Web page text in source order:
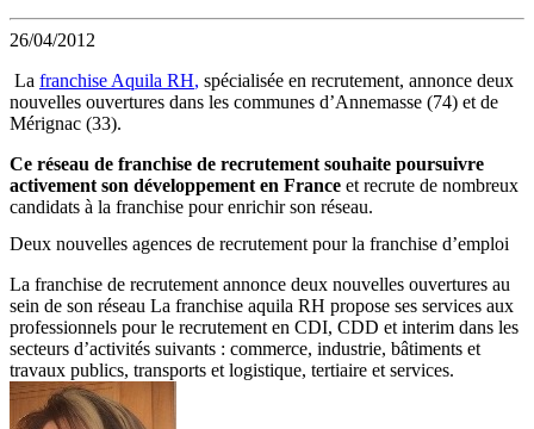
26/04/2012
La franchise Aquila RH, spécialisée en recrutement, annonce deux
nouvelles ouvertures dans les communes d’Annemasse (74) et de
Mérignac (33).
Ce réseau de franchise de recrutement souhaite poursuivre
activement son développement en France et recrute de nombreux
candidats à la franchise pour enrichir son réseau.
Deux nouvelles agences de recrutement pour la franchise d’emploi
La franchise de recrutement annonce deux nouvelles ouvertures au
sein de son réseau La franchise aquila RH propose ses services aux
professionnels pour le recrutement en CDI, CDD et interim dans les
secteurs d’activités suivants : commerce, industrie, bâtiments et
travaux publics, transports et logistique, tertiaire et services.